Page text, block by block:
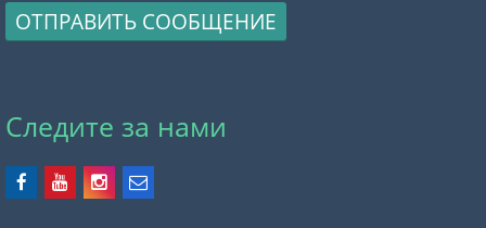
ОТПРАВИТЬ СООБЩЕНИЕ
Следите за нами